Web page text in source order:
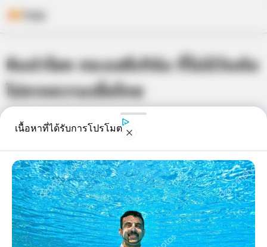
to
content
หินนำโชค กระแสรีเทิร์น ที่ไม่มีวันดับ
ไปจากความเชื่อไทย
เจ้าหมอดู 9 ก.พ. 2015
แชร์
เนื้อหาที่ได้รับการโปรโมต